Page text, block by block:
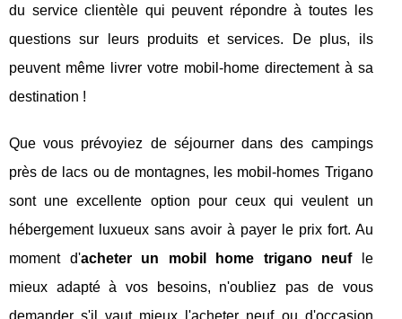
du service clientèle qui peuvent répondre à toutes les
questions sur leurs produits et services. De plus, ils
peuvent même livrer votre mobil-home directement à sa
destination !
Que vous prévoyiez de séjourner dans des campings
près de lacs ou de montagnes, les mobil-homes Trigano
sont une excellente option pour ceux qui veulent un
hébergement luxueux sans avoir à payer le prix fort. Au
moment d'acheter un mobil home trigano neufle
mieux adapté à vos besoins, n'oubliez pas de vous
demander s'il vaut mieux l'acheter neuf ou d'occasion